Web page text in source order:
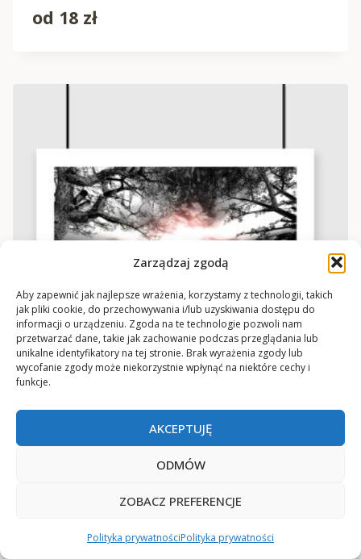
Zarządzaj zgodą
Aby zapewnić jak najlepsze wrażenia, korzystamy z technologii, takich
jak pliki cookie, do przechowywania i/lub uzyskiwania dostępu do
informacji o urządzeniu. Zgoda na te technologie pozwoli nam
przetwarzać dane, takie jak zachowanie podczas przeglądania lub
unikalne identyfikatory na tej stronie. Brak wyrażenia zgody lub
wycofanie zgody może niekorzystnie wpłynąć na niektóre cechy i
funkcje.
AKCEPTUJĘ
ODMÓW
ZOBACZ PREFERENCJE
Polityka prywatnościPolityka prywatności
od 18 zł
Plakat z motywem słońca i drzew